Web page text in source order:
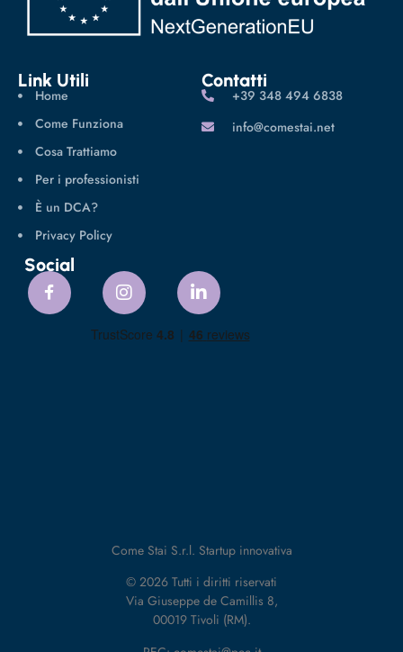
Link Utili
Home
Come Funziona
Cosa Trattiamo
Per i professionisti
È un DCA?
Privacy Policy
Contatti
‪+39 348 494 6838
info@comestai.net
Social
Come Stai S.r.l. Startup innovativa
© 2026 Tutti i diritti riservati
Via Giuseppe de Camillis 8,
00019 Tivoli (RM).